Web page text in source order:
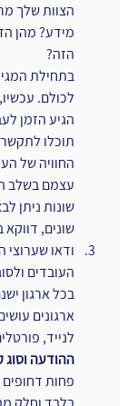
הצוות שלך
מידע? מהן
הזה?
בתחילת
לכולם.
הגיע הזמן
תוכלו
החוויה של
עצמם בשלב
שונות ניתן
שונים,
ודאו
העובדים
בכל ארגון
ארגונים
לנייד,
ההודעה
פחות